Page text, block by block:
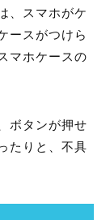
、スマホがケ
ースがつけら
マホケースの
ボタンが押せ
たりと、不具